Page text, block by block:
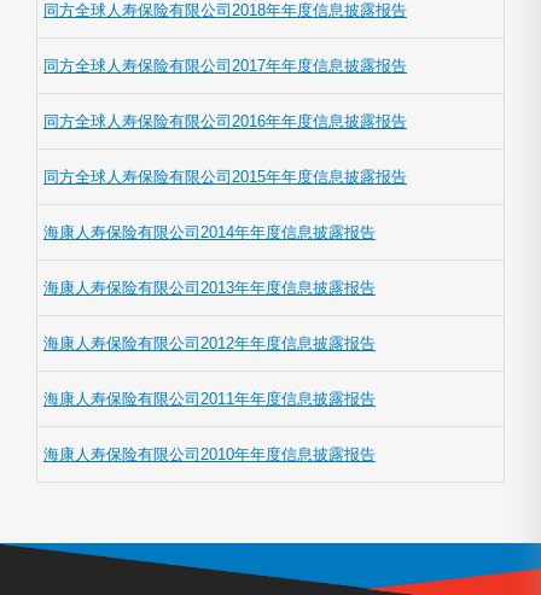
同方全球人寿保险有限公司2018年年度信息披露报告
同方全球人寿保险有限公司2017年年度信息披露报告
同方全球人寿保险有限公司2016年年度信息披露报告
同方全球人寿保险有限公司2015年年度信息披露报告
海康人寿保险有限公司2014年年度信息披露报告
海康人寿保险有限公司2013年年度信息披露报告
海康人寿保险有限公司2012年年度信息披露报告
海康人寿保险有限公司2011年年度信息披露报告
海康人寿保险有限公司2010年年度信息披露报告